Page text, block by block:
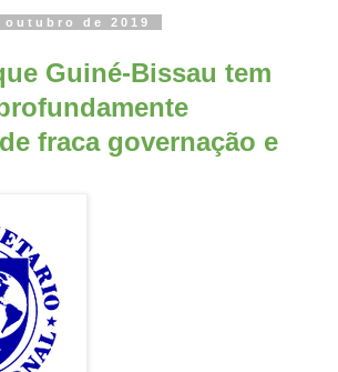
de 2019
Guiné-Bissau tem
fraca governação e